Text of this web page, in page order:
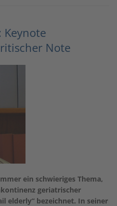
Keynote
Note
ein schwieriges Thema,
geriatrischer
elderly“ bezeichnet. In seiner